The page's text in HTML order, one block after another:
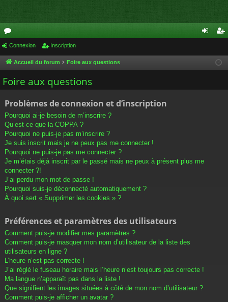
or
u
m
cri
Connexion Inscription
Accueil du forum Foire aux questions
Foire aux questions
Problèmes de connexion et d’inscription
Pourquoi ai-je besoin de m’inscrire ?
Qu’est-ce que la COPPA ?
Pourquoi ne puis-je pas m’inscrire ?
Je suis inscrit mais je ne peux pas me connecter !
Pourquoi ne puis-je pas me connecter ?
Je m’étais déjà inscrit par le passé mais ne peux à présent plus me
connecter ?!
J’ai perdu mon mot de passe !
Pourquoi suis-je déconnecté automatiquement ?
À quoi sert « Supprimer les cookies » ?
Préférences et paramètres des utilisateurs
Comment puis-je modifier mes paramètres ?
Comment puis-je masquer mon nom d’utilisateur de la liste des
utilisateurs en ligne ?
L’heure n’est pas correcte !
J’ai réglé le fuseau horaire mais l’heure n’est toujours pas correcte !
Ma langue n’apparaît pas dans la liste !
Que signifient les images situées à côté de mon nom d’utilisateur ?
Comment puis-je afficher un avatar ?